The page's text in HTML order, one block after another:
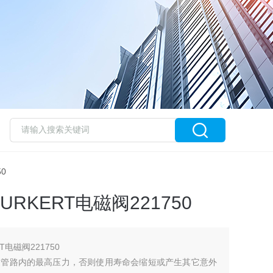
电磁阀221750
电磁阀221750
路内的最高压力，否则使用寿命会缩短或产生其它意外